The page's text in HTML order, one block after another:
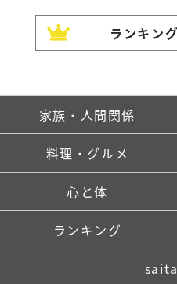
ランキン
家族・人間関係
料理・グルメ
心と体
ランキング